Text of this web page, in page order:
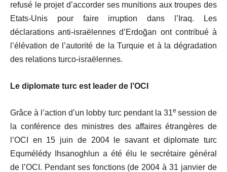
refusé le projet d’accorder ses munitions aux troupes des
Etats-Unis pour faire irruption dans l’Iraq. Les
déclarations anti-israëlennes d’Erdoğan ont contribué à
l’élévation de l’autorité de la Turquie et à la dégradation
des relations turco-israëlennes.
Le diplomate turc est leader de l’OCI
Grâce à l’action d’un lobby turc pendant la 31e session de
la conférence des ministres des affaires étrangères de
l’OCI en 15 juin de 2004 le savant et diplomate turc
Equmélédy Ihsanoghlun a été élu le secrétaire général
de l’OCI. Pendant ses fonctions (de 2004 à 31 janvier de